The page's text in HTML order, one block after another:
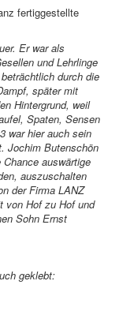
fertiggestellte
Er war als
und Lehrlinge
durch die
später mit
Hintergrund, weil
Spaten, Sensen
war hier auch sein
Jochim Butenschön
auswärtige
auszuschalten
der Firma LANZ
von Hof zu Hof und
Sohn Ernst
geklebt: